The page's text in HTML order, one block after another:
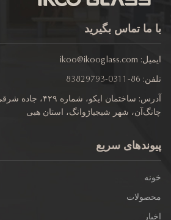
ما تماس بگیرید
ikoo@ikooglass.com
86-0311-83829793
آدرس: ساختمان ایکو، شماره
شهر شیجیاژوانگ، استان هبی
سریع